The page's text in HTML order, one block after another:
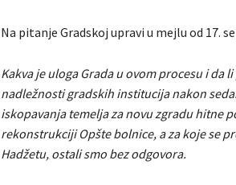
Na pitanje Gradskoj upravi u mejlu od 17.
Kakva je uloga Grada u ovom procesu i da
nadležnosti gradskih institucija nakon
iskopavanja temelja za novu zgradu hitne
rekonstrukciji Opšte bolnice, a za koje se
Hadžetu, ostali smo bez odgovora.